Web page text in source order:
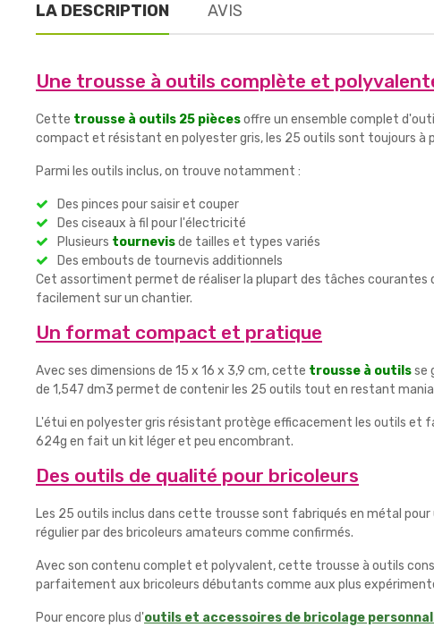
LA DESCRIPTION AVIS
Une trousse à outils complète et
Cette trousse à outils 25 piècesoffre un ensemble complet
compact et résistant en polyester gris, les 25 outils sont toujours
Parmi les outils inclus, on trouve notamment :
Des pinces pour saisir et couper
Des ciseaux à fil pour l'électricité
Plusieurs tournevisde tailles et types variés
Des embouts de tournevis additionnels
Cet assortiment permet de réaliser la plupart des tâches
facilement sur un chantier.
Un format compact et pratique
Avec ses dimensions de 15 x 16 x 3,9 cm, cette trousse à outilsse
de 1,547 dm3 permet de contenir les 25 outils tout en restant
L'étui en polyester gris résistant protège efficacement les outils et
624g en fait un kit léger et peu encombrant.
Des outils de qualité pour bricoleurs
Les 25 outils inclus dans cette trousse sont fabriqués en métal
régulier par des bricoleurs amateurs comme confirmés.
Avec son contenu complet et polyvalent, cette trousse à outils
parfaitement aux bricoleurs débutants comme aux plus
Pour encore plus d'outils et accessoires de bricolage